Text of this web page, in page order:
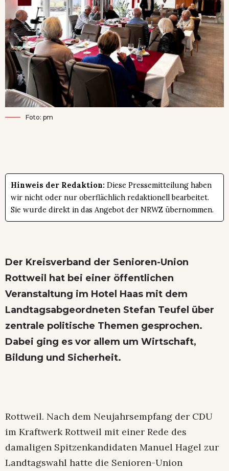
Foto: pm
Hinweis der Redaktion: Diese Pressemitteilung haben
wir nicht oder nur oberflächlich redaktionell bearbeitet.
Sie wurde direkt in das Angebot der NRWZ übernommen.
Der Kreisverband der Senioren-Union
Rottweil hat bei einer öffentlichen
Veranstaltung im Hotel Haas mit dem
Landtagsabgeordneten Stefan Teufel über
zentrale politische Themen gesprochen.
Dabei ging es vor allem um Wirtschaft,
Bildung und Sicherheit.
Rottweil. Nach dem Neujahrsempfang der CDU
im Kraftwerk Rottweil mit einer Rede des
damaligen Spitzenkandidaten Manuel Hagel zur
Landtagswahl hatte die Senioren-Union